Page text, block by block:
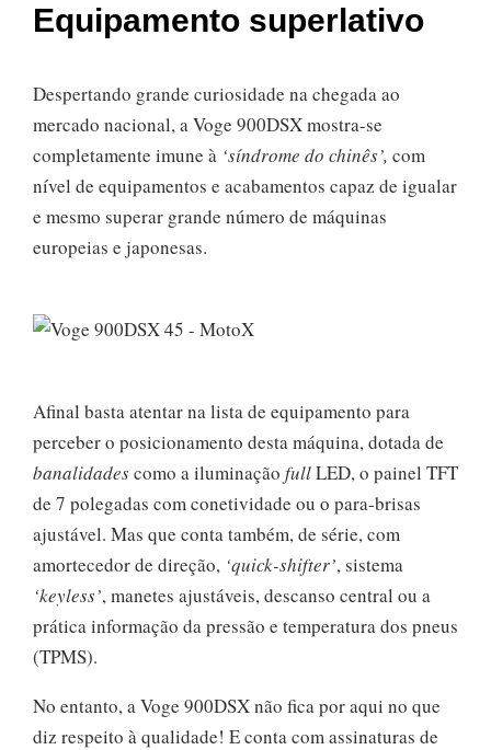
Equipamento superlativo
Despertando grande curiosidade na chegada ao
mercado nacional, a Voge 900DSX mostra-se
completamente imune à ‘síndrome do chinês’, com
nível de equipamentos e acabamentos capaz de igualar
e mesmo superar grande número de máquinas
europeias e japonesas.
Afinal basta atentar na lista de equipamento para
perceber o posicionamento desta máquina, dotada de
banalidadescomo a iluminação fullLED, o painel TFT
de 7 polegadas com conetividade ou o para-brisas
ajustável. Mas que conta também, de série, com
amortecedor de direção, ‘quick-shifter’, sistema
‘keyless’, manetes ajustáveis, descanso central ou a
prática informação da pressão e temperatura dos pneus
(TPMS).
No entanto, a Voge 900DSX não fica por aqui no que
diz respeito à qualidade! E conta com assinaturas de